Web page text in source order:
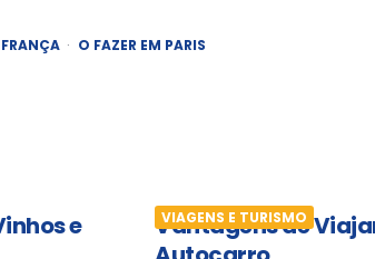
O FAZER EM PARIS
e
VIAGENS E TURISMO
Vantagens de